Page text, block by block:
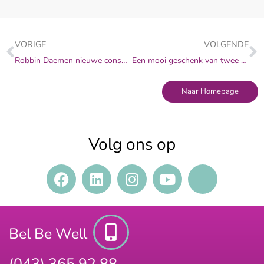
VORIGE
Robbin Daemen nieuwe consultant Be Well
VOLGENDE
Een mooi geschenk van twee betrokken en enthousiaste (ex-) collega’s!
Naar Homepage
Volg ons op
Bel Be Well